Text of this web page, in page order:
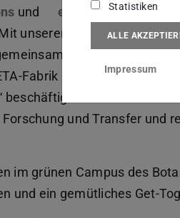
(wird in neuem Tab geöffnet)
und etalytics(wird in
eine Feier
unseren Wegbegleitern
Projekte und
Fabrik im Rahmen des
beschäftigten. Wir
und Transfer und
im grünen Campus des
und ein gemütliches Get-
Statistiken
ALLE
Impressum